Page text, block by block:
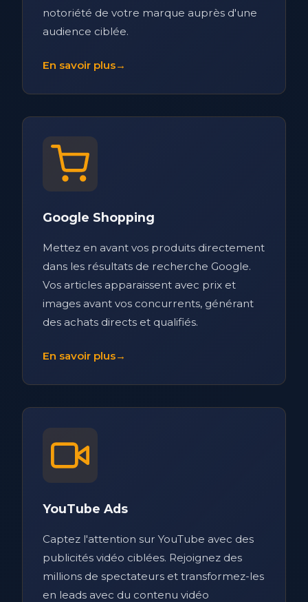
notoriété de votre marque auprès d'une
audience ciblée.
En savoir plus→
Google Shopping
Mettez en avant vos produits directement
dans les résultats de recherche Google.
Vos articles apparaissent avec prix et
images avant vos concurrents, générant
des achats directs et qualifiés.
En savoir plus→
YouTube Ads
Captez l'attention sur YouTube avec des
publicités vidéo ciblées. Rejoignez des
millions de spectateurs et transformez-les
en leads avec du contenu vidéo